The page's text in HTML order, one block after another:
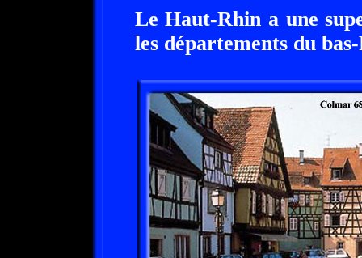
Le Haut-Rhin a une
les départements du